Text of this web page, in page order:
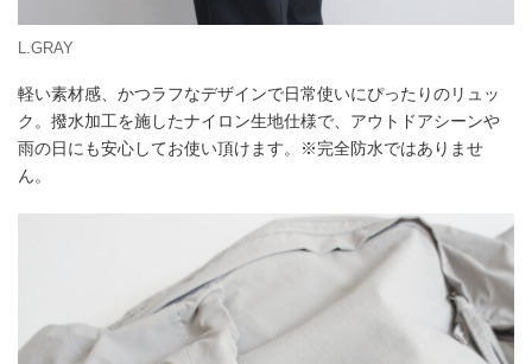
L.GRAY
軽い素材感、かつラフなデザインで日常使いにぴったりのリュッ
ク。撥水加工を施したナイロン生地仕様で、アウトドアシーンや
雨の日にも安心してお使い頂けます。※完全防水ではありませ
ん。